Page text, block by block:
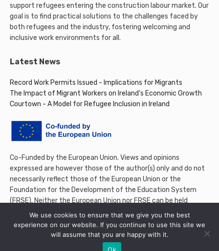
support refugees entering the construction labour market. Our
goal is to find practical solutions to the challenges faced by
both refugees and the industry, fostering welcoming and
inclusive work environments for all.
Latest News
Record Work Permits Issued - Implications for Migrants
The Impact of Migrant Workers on Ireland’s Economic Growth
Courtown - A Model for Refugee Inclusion in Ireland
Co-Funded by the European Union. Views and opinions
expressed are however those of the author(s) only and do not
necessarily reflect those of the European Union or the
Foundation for the Development of the Education System
(FRSE). Neither the European Union nor FRSE can be held
responsible for them.
We use cookies to ensure that we give you the best
experience on our website. If you continue to use this site we
will assume that you are happy with it.
Ok